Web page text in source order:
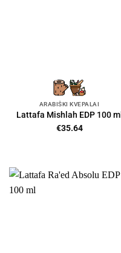
ARABIŠKI KVEPALAI
Lattafa Mishlah EDP 100 ml
€35.64